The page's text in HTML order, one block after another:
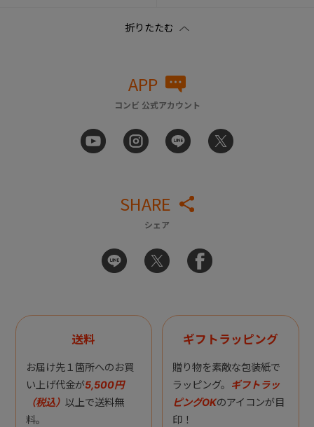
APP
コンビ 公式アカウント
SHARE
シェア
送料
お届け先１箇所へのお買
い上げ代金が5,500円
（税込） 以上で送料無
料。
ギフトラッピング
贈り物を素敵な包装紙で
ラッピング。 ギフトラッ
ピングOKのアイコンが目
印！